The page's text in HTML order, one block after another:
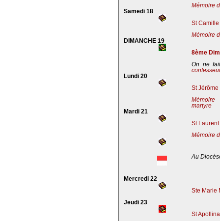
Mémoire
Samedi 18
St
Mémoire
DIMANCHE 19
8ème
On ne
Lundi 20
St
Mémoire
martyre
Mardi 21
St
Mémoire
Au
Mercredi 22
Ste Marie
Jeudi 23
St